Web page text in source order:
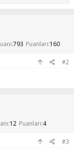
793 Puanları 160
#2
12 Puanları 4
#3